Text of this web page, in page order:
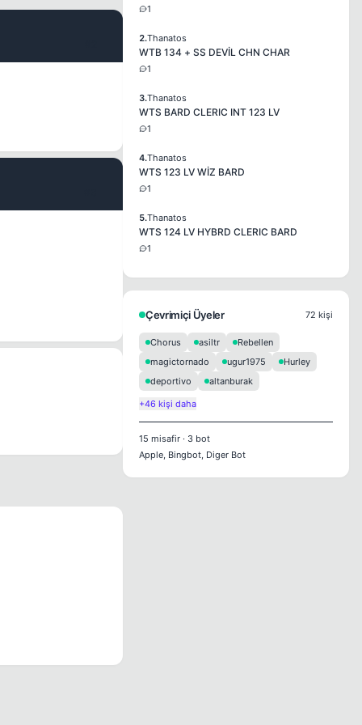
1
2.Thanatos
WTB 134 + SS DEVİL CHN CHAR
1
3.Thanatos
WTS BARD CLERIC INT 123 LV
1
4.Thanatos
WTS 123 LV WİZ BARD
1
5.Thanatos
WTS 124 LV HYBRD CLERIC BARD
1
Çevrimiçi Üyeler 72 kişi
Chorus asiltr
Rebellen
magictornado
ugur1975
Hurley
deportivo
altanburak
+46 kişi daha
15 misafir · 3 bot
Apple, Bingbot, Diger Bot